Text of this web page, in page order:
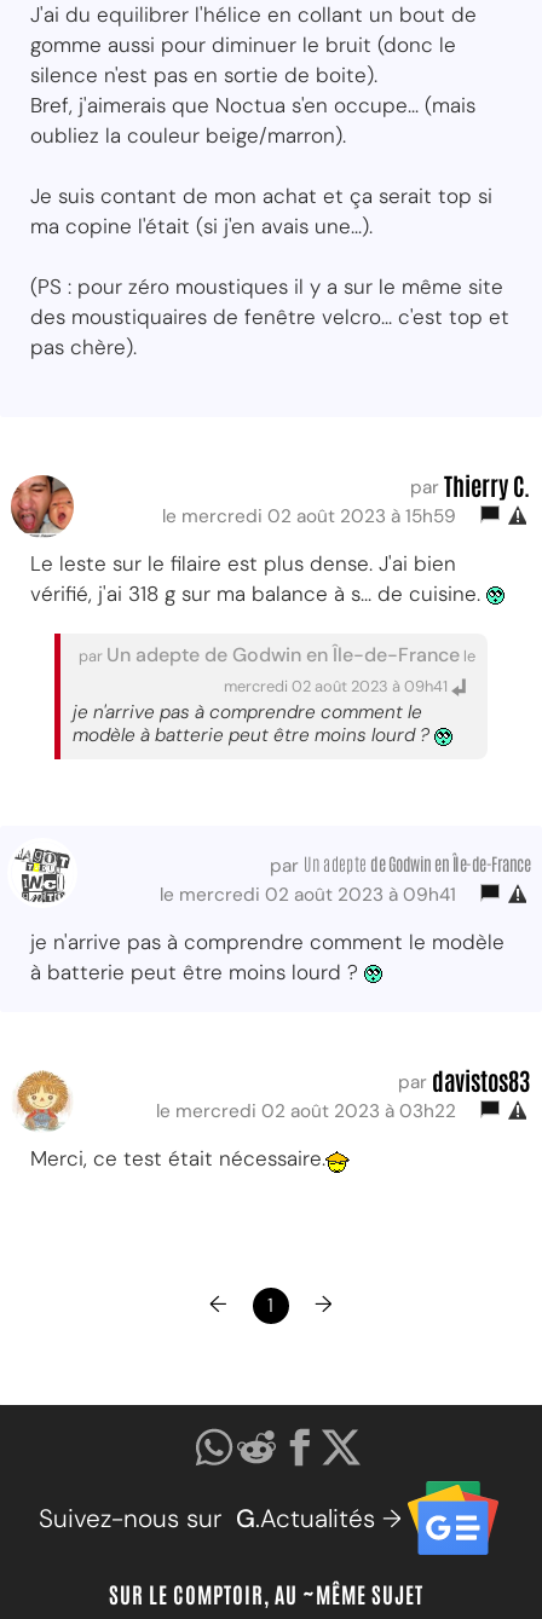
J'ai du equilibrer l'hélice en collant un bout de
gomme aussi pour diminuer le bruit (donc le
silence n'est pas en sortie de boite).
Bref, j'aimerais que Noctua s'en occupe... (mais
oubliez la couleur beige/marron).
Je suis contant de mon achat et ça serait top si
ma copine l'était (si j'en avais une...).
(PS : pour zéro moustiques il y a sur le même site
des moustiquaires de fenêtre velcro... c'est top et
pas chère).
par Thierry C.
le mercredi 02 août 2023 à 15h59
Le leste sur le filaire est plus dense. J'ai bien
vérifié, j'ai 318 g sur ma balance à s... de cuisine.
par Un adepte de Godwin en Île-de-France le
mercredi 02 août 2023 à 09h41
je n'arrive pas à comprendre comment le
modèle à batterie peut être moins lourd ?
par Un adepte de Godwin en Île-de-France
le mercredi 02 août 2023 à 09h41
je n'arrive pas à comprendre comment le modèle
à batterie peut être moins lourd ?
par davistos83
le mercredi 02 août 2023 à 03h22
Merci, ce test était nécessaire.
← 1 →
Suivez-nous sur G.Actualités →
SUR LE COMPTOIR, AU ~MÊME SUJET